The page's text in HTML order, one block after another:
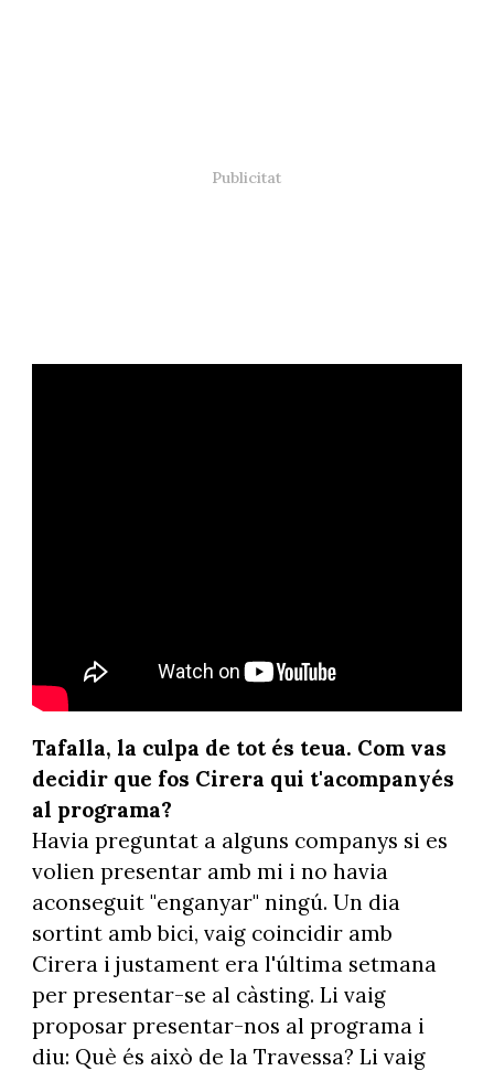
Tafalla, la culpa de tot és teua. Com vas
decidir que fos Cirera qui t'acompanyés
al programa?
Havia preguntat a alguns companys si es
volien presentar amb mi i no havia
aconseguit "enganyar" ningú. Un dia
sortint amb bici, vaig coincidir amb
Cirera i justament era l'última setmana
per presentar-se al càsting. Li vaig
proposar presentar-nos al programa i
diu: Què és això de la Travessa? Li vaig